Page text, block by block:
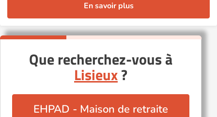
En savoir plus
Que recherchez-vous à
Lisieux?
EHPAD - Maison de retraite